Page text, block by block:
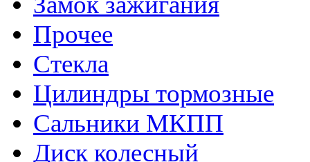
Прочее
Стекла
Цилиндры тормозные
Сальники МКПП
Диск колесный